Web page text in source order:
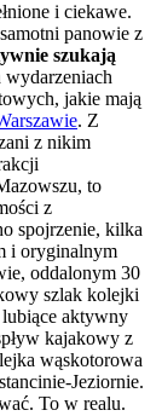
i ciekawe.
panowie z
szukają
wydarzeniach
jakie mają
. Z
z nikim
to
z
spojrzenie, kilka
i oryginalnym
oddalonym 30
szlak kolejki
aktywny
kajakowy z
wąskotorowa
Jeziornie.
To w realu.